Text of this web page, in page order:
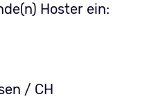
Hoster ein:
/ CH